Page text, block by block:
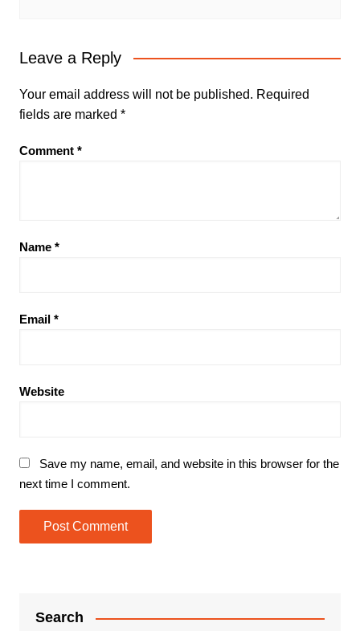
Leave a Reply
Your email address will not be published. Required
fields are marked *
Comment *
Name *
Email *
Website
Save my name, email, and website in this browser for the
next time I comment.
Search